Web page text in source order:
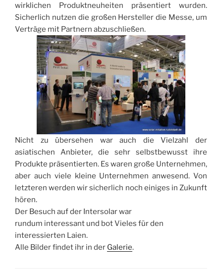
wirklichen Produktneuheiten präsentiert wurden.
Sicherlich nutzen die großen Hersteller die Messe, um
Verträge mit Partnern abzuschließen.
Nicht zu übersehen war auch die Vielzahl der
asiatischen Anbieter, die sehr selbstbewusst ihre
Produkte präsentierten. Es waren große Unternehmen,
aber auch viele kleine Unternehmen anwesend. Von
letzteren werden wir sicherlich noch einiges in Zukunft
hören.
Der Besuch auf der Intersolar war
rundum interessant und bot Vieles für den
interessierten Laien.
Alle Bilder findet ihr in der Galerie.